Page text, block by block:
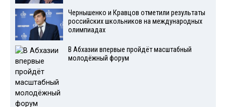
Чернышенко и Кравцов отметили результаты
российских школьников на международных
олимпиадах
В Абхазии впервые пройдёт масштабный
молодёжный форум